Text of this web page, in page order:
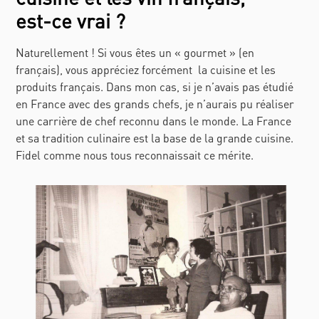
est-ce vrai ?
Naturellement ! Si vous êtes un « gourmet » (en
français), vous appréciez forcément la cuisine et les
produits français. Dans mon cas, si je n’avais pas étudié
en France avec des grands chefs, je n’aurais pu réaliser
une carrière de chef reconnu dans le monde. La France
et sa tradition culinaire est la base de la grande cuisine.
Fidel comme nous tous reconnaissait ce mérite.